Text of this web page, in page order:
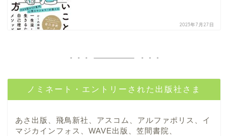
2023年7月27日
ノミネート・エントリーされた出版社さま
あさ出版、飛鳥新社、アスコム、アルファポリス、イ
マジカインフォス、WAVE出版、笠間書院、